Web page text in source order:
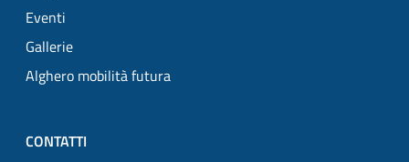
Eventi
Gallerie
Alghero mobilità futura
CONTATTI